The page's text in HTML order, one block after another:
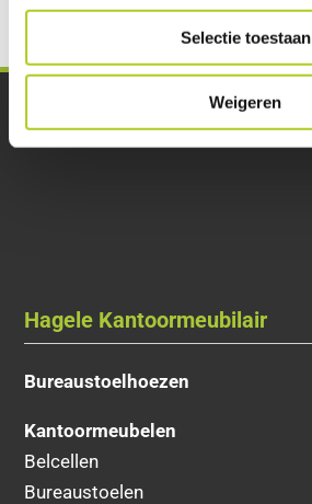
Selectie toestaan
Weigeren
Hagele Kantoormeubilair
Bureaustoelhoezen
Kantoormeubelen
Belcellen
Bureaustoelen